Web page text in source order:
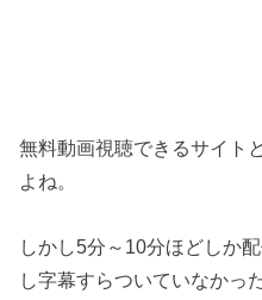
無料動画視聴できるサイト
よね。
しかし5分～10分ほどしか
し字幕すらついていなかっ